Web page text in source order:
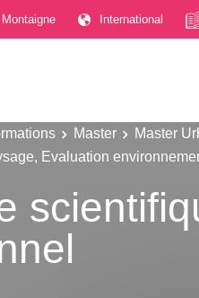
International
Master
Master
Evaluation